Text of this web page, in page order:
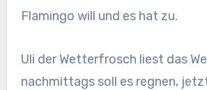
Flamingo will und es hat zu.
Uli der Wetterfrosch liest das
nachmittags soll es regnen,